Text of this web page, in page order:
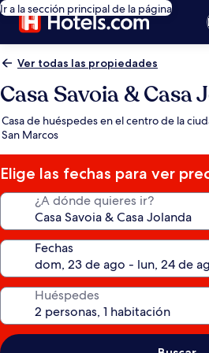
Ir a la sección principal de la página
Ver todas las propiedades
Casa Savoia & Casa
Casa de huéspedes en el centro de la
San Marcos
Elige las fechas para ver
¿A dónde quieres ir?
Fechas
Huéspedes